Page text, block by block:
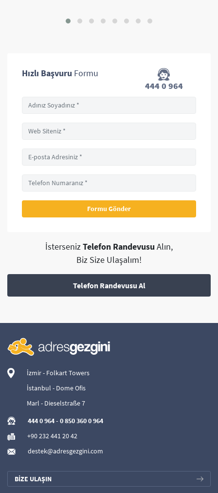
Hızlı Başvuru Formu
444 0 964
İstersenizTelefon Randevusu Alın,
Biz Size Ulaşalım!
Telefon Randevusu Al
İzmir - Folkart Towers
İstanbul - Dome Ofis
Marl - Dieselstraße 7
444 0 964- 0 850 360 0 964
+90 232 441 20 42
destek@adresgezgini.com
BİZE ULAŞIN